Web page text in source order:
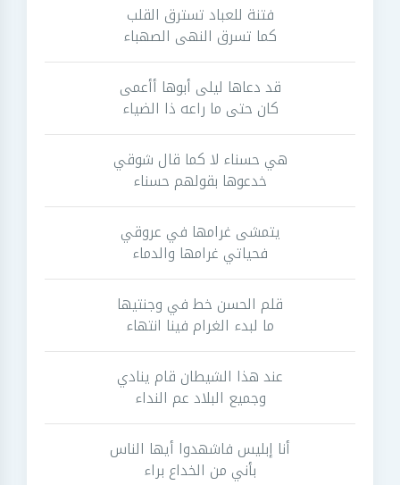
فتنة للعباد تسترق القلب
كما تسرق النهى الصهباء
قد دعاها ليلى أبوها أأعمى
كان حتى ما راعه ذا الضياء
هي حسناء لا كما قال شوقي
خدعوها بقولهم حسناء
يتمشى غرامها في عروقي
فحياتي غرامها والدماء
قلم الحسن خط في وجنتيها
ما لبدء الغرام فينا انتهاء
عند هذا الشيطان قام ينادي
وجميع البلاد عم النداء
أنا إبليس فاشهدوا أيها الناس
بأني من الخداع براء